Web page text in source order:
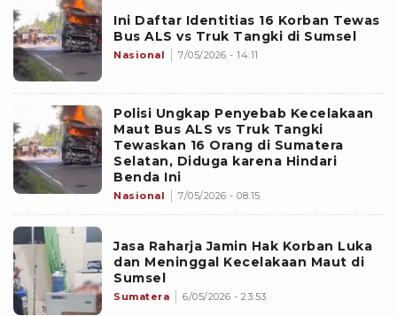
Ini Daftar Identitias 16 Korban Tewas
Bus ALS vs Truk Tangki di Sumsel
Nasional 7/05/2026 - 14:11
Polisi Ungkap Penyebab Kecelakaan
Maut Bus ALS vs Truk Tangki
Tewaskan 16 Orang di Sumatera
Selatan, Diduga karena Hindari
Benda Ini
Nasional 7/05/2026 - 08:15
Jasa Raharja Jamin Hak Korban Luka
dan Meninggal Kecelakaan Maut di
Sumsel
Sumatera 6/05/2026 - 23:53